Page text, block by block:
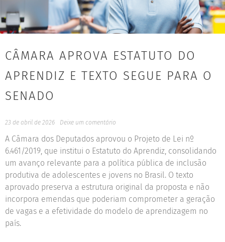
CÂMARA APROVA ESTATUTO DO
APRENDIZ E TEXTO SEGUE PARA O
SENADO
23 de abril de 2026 Deixe um comentário
A Câmara dos Deputados aprovou o Projeto de Lei nº
6.461/2019, que institui o Estatuto do Aprendiz, consolidando
um avanço relevante para a política pública de inclusão
produtiva de adolescentes e jovens no Brasil. O texto
aprovado preserva a estrutura original da proposta e não
incorpora emendas que poderiam comprometer a geração
de vagas e a efetividade do modelo de aprendizagem no
país.